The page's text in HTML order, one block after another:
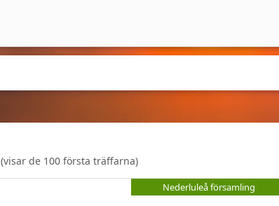
(visar de 100 första träffarna)
Nederluleå församling